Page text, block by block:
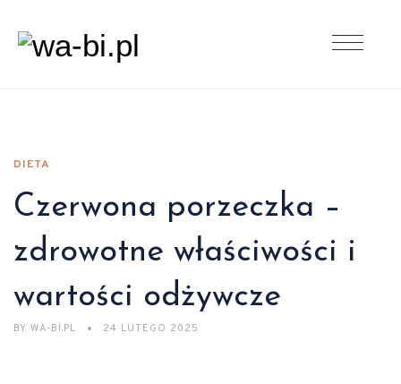
DIETA
Czerwona porzeczka –
zdrowotne właściwości i
wartości odżywcze
BY WA-BI.PL 24 LUTEGO 2025